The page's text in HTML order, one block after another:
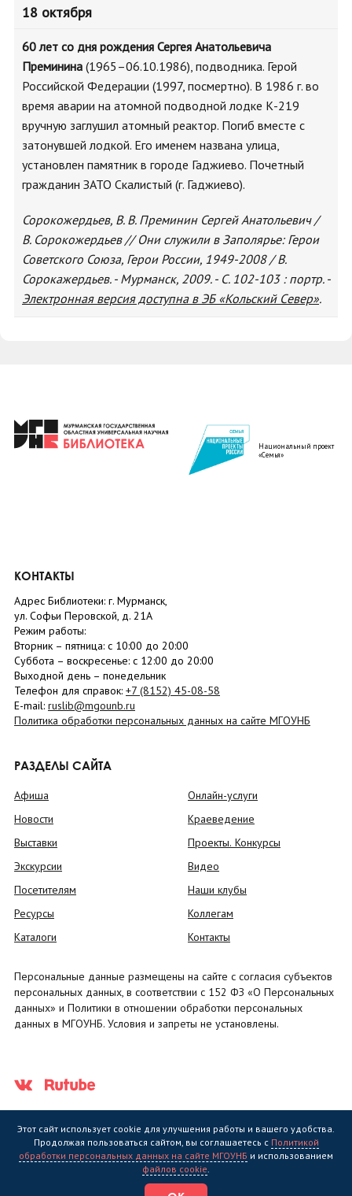
18 октября
60 лет со дня рождения Сергея Анатольевича
Преминина (1965–06.10.1986), подводника. Герой
Российской Федерации (1997, посмертно). В 1986 г. во
время аварии на атомной подводной лодке К-219
вручную заглушил атомный реактор. Погиб вместе с
затонувшей лодкой. Его именем названа улица,
установлен памятник в городе Гаджиево. Почетный
гражданин ЗАТО Скалистый (г. Гаджиево).
Сорокожердьев, В. В. Преминин Сергей Анатольевич /
В. Сорокожердьев // Они служили в Заполярье: Герои
Советского Союза, Герои России, 1949-2008 / В.
Сорокажердьев. - Мурманск, 2009. - С. 102-103 : портр. -
Электронная версия доступна в ЭБ «Кольский Cевер».
Национальный проект
«Семья»
КОНТАКТЫ
Адрес Библиотеки: г. Мурманск,
ул. Софьи Перовской, д. 21А
Режим работы:
Вторник – пятница: с 10:00 до 20:00
Суббота – воскресенье: c 12:00 до 20:00
Выходной день – понедельник
Телефон для справок: +7 (8152) 45-08-58
E-mail: ruslib@mgounb.ru
Политика обработки персональных данных на сайте МГОУНБ
РАЗДЕЛЫ САЙТА
Афиша
Новости
Выставки
Экскурсии
Посетителям
Ресурсы
Каталоги
Онлайн-услуги
Краеведение
Проекты. Конкурсы
Видео
Наши клубы
Коллегам
Контакты
Персональные данные размещены на сайте с согласия субъектов
персональных данных, в соответствии с 152 ФЗ «О Персональных
данных» и Политики в отношении обработки персональных
данных в МГОУНБ. Условия и запреты не установлены.
Государственное областное бюджетное учреждение культуры
библиотека" (МГОУНБ) © 2006 - 2026
Этот сайт использует cookie для улучшения работы и вашего удобства.
Продолжая пользоваться сайтом, вы соглашаетесь с Политикой
обработки персональных данных на сайте МГОУНБ и использованием
файлов cookie.